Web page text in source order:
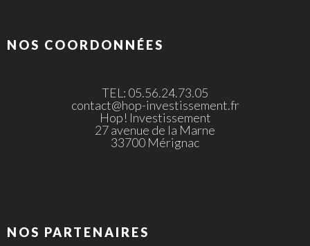
NOS COORDONNÉES
TEL: 05.56.24.73.05
contact@hop-investissement.fr
Hop! Investissement
27 avenue de la Marne
33700 Mérignac
NOS PARTENAIRES